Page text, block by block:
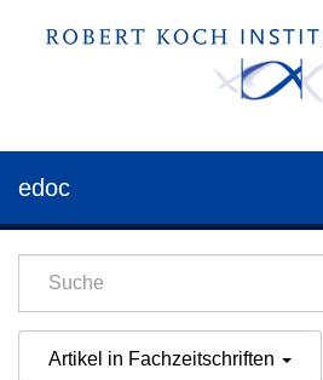
edoc
Artikel in Fachzeitschriften